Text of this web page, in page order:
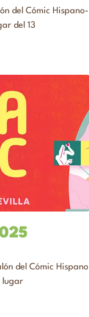
del Cómic Hispano-
del 13
del Cómic Hispano
lugar